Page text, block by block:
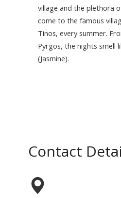
village and the plethora
come to the famous
Tinos, every summer.
Pyrgos, the nights smell
(Jasmine).
Contact